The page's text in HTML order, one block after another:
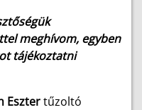
meghívom, egyben
tájékoztatni
Esztertűzoltó